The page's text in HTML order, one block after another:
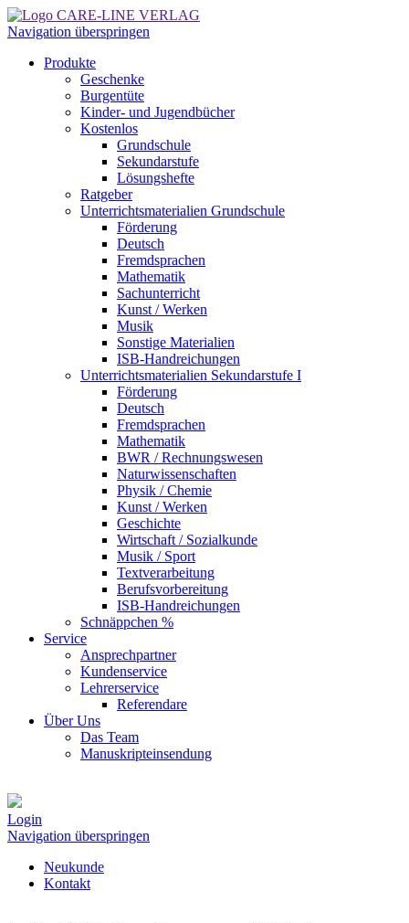
Navigation überspringen
Produkte
Geschenke
Burgentüte
Kinder- und Jugendbücher
Kostenlos
Grundschule
Sekundarstufe
Lösungshefte
Ratgeber
Unterrichtsmaterialien Grundschule
Förderung
Deutsch
Fremdsprachen
Mathematik
Sachunterricht
Kunst / Werken
Musik
Sonstige Materialien
ISB-Handreichungen
Unterrichtsmaterialien Sekundarstufe I
Förderung
Deutsch
Fremdsprachen
Mathematik
BWR / Rechnungswesen
Naturwissenschaften
Physik / Chemie
Kunst / Werken
Geschichte
Wirtschaft / Sozialkunde
Musik / Sport
Textverarbeitung
Berufsvorbereitung
ISB-Handreichungen
Schnäppchen %
Service
Ansprechpartner
Kundenservice
Lehrerservice
Referendare
Über Uns
Das Team
Manuskripteinsendung
Login
Navigation überspringen
Neukunde
Kontakt